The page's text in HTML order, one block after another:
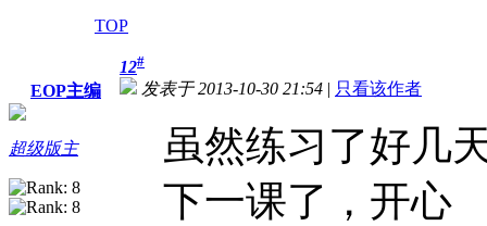
TOP
EOP主编
超级版主
12#
发表于 2013-10-30 21:54 | 只看该作者
虽然练习了好几
下一课了，开心